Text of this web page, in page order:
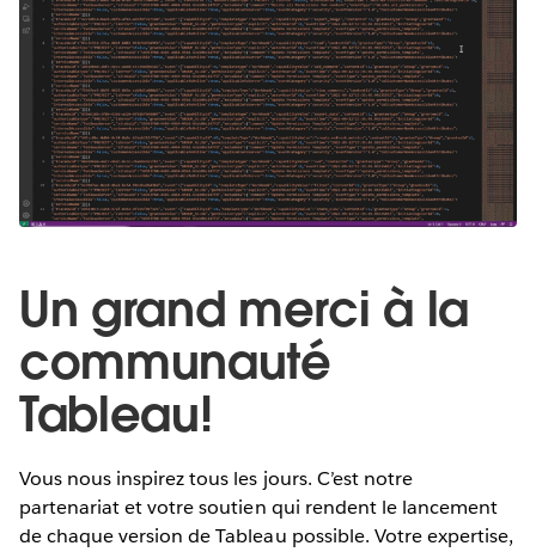
Un grand merci à la
communauté
Tableau!
Vous nous inspirez tous les jours. C’est notre
partenariat et votre soutien qui rendent le lancement
de chaque version de Tableau possible. Votre expertise,